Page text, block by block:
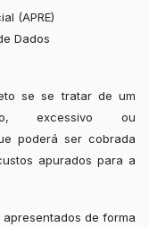
(APRE)
Dados
se se tratar de um
excessivo ou
poderá ser cobrada
apurados para a
de forma